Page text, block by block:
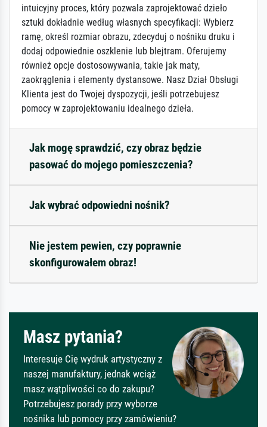
intuicyjny proces, który pozwala zaprojektować dzieło
sztuki dokładnie według własnych specyfikacji: Wybierz
ramę, określ rozmiar obrazu, zdecyduj o nośniku druku i
dodaj odpowiednie oszklenie lub blejtram. Oferujemy
również opcje dostosowywania, takie jak maty,
zaokrąglenia i elementy dystansowe. Nasz Dział Obsługi
Klienta jest do Twojej dyspozycji, jeśli potrzebujesz
pomocy w zaprojektowaniu idealnego dzieła.
Jak mogę sprawdzić, czy obraz będzie
pasować do mojego pomieszczenia?
Jak wybrać odpowiedni nośnik?
Nie jestem pewien, czy poprawnie
skonfigurowałem obraz!
Masz pytania?
Interesuje Cię wydruk artystyczny z
naszej manufaktury, jednak wciąż
masz wątpliwości co do zakupu?
Potrzebujesz porady przy wyborze
nośnika lub pomocy przy zamówieniu?